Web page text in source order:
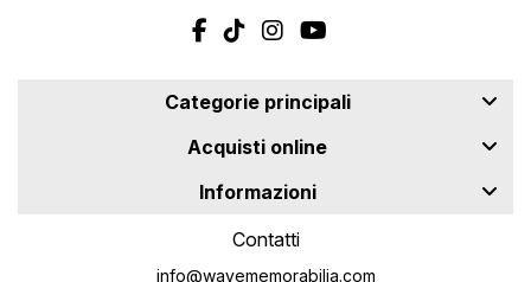
Categorie principali
Acquisti online
Informazioni
Contatti
info@wavememorabilia.com